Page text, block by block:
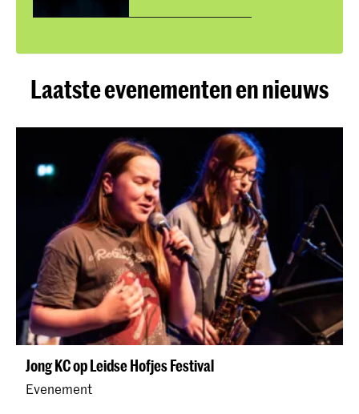
Laatste evenementen en nieuws
Jong KC op Leidse Hofjes Festival
Evenement